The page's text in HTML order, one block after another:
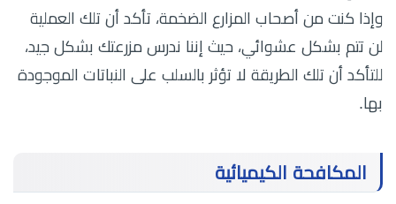
وإذا كنت من أصحاب المزارع الضخمة، تأكد أن تلك العملية
لن تتم بشكل عشوائي، حيث إننا ندرس مزرعتك بشكل جيد،
للتأكد أن تلك الطريقة لا تؤثر بالسلب على النباتات الموجودة
بها.
المكافحة الكيميائية